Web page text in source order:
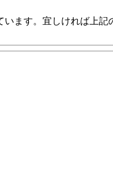
います。宜しければ上